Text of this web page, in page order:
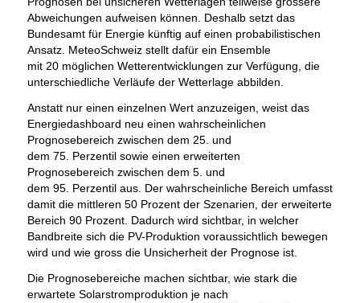
Abweichungen aufweisen können. Deshalb setzt das
Bundesamt für Energie künftig auf einen probabilistischen
Ansatz. MeteoSchweiz stellt dafür ein Ensemble
mit 20 möglichen Wetterentwicklungen zur Verfügung, die
unterschiedliche Verläufe der Wetterlage abbilden.
Anstatt nur einen einzelnen Wert anzuzeigen, weist das
Energiedashboard neu einen wahrscheinlichen
Prognosebereich zwischen dem 25. und
dem 75. Perzentil sowie einen erweiterten
Prognosebereich zwischen dem 5. und
dem 95. Perzentil aus. Der wahrscheinliche Bereich umfasst
damit die mittleren 50 Prozent der Szenarien, der erweiterte
Bereich 90 Prozent. Dadurch wird sichtbar, in welcher
Bandbreite sich die PV-Produktion voraussichtlich bewegen
wird und wie gross die Unsicherheit der Prognose ist.
Die Prognosebereiche machen sichtbar, wie stark die
erwartete Solarstromproduktion je nach